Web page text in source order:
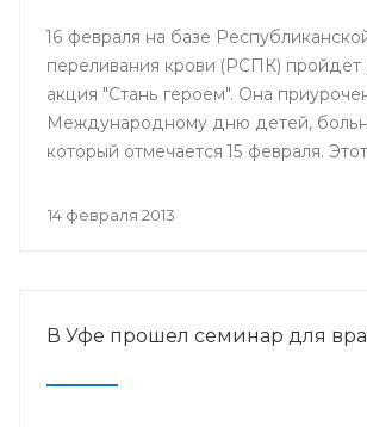
16 февраля на базе
переливания крови (РСПК) пройдет
акция "Стань героем". Она
Международному дню детей,
который отмечается 15 февраля.
патронатом Международного
14 февраля 2013
В Уфе прошел семинар для